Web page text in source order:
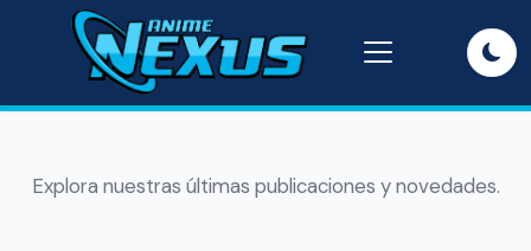
Explora nuestras últimas publicaciones y novedades.